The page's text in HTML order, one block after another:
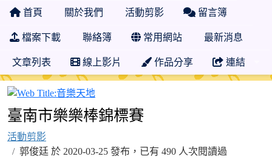
首頁 關於我們 活動剪影 留言簿
檔案下載 聯絡簿 常用網站 最新消息
文章列表 線上影片 作品分享 連結
臺南市樂樂棒錦標賽
活動剪影
郭俊廷 於 2020-03-25 發布，已有 490 人次閱讀過